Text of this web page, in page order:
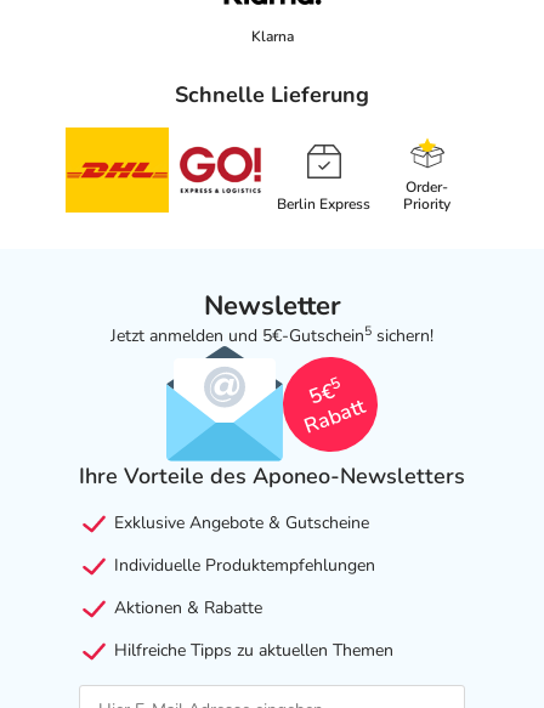
Klarna
Schnelle Lieferung
Berlin Express
Order-
Priority
Newsletter
Jetzt anmelden und 5€-Gutschein5 sichern!
5€
5
Rabatt
Ihre Vorteile des Aponeo-Newsletters
Exklusive Angebote & Gutscheine
Individuelle Produktempfehlungen
Aktionen & Rabatte
Hilfreiche Tipps zu aktuellen Themen